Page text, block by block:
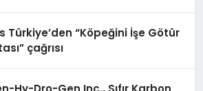
Türkiye’den “Köpeğini İşe Götür
çağrısı